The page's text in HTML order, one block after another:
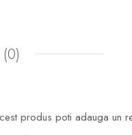
(0)
produs poti adauga un